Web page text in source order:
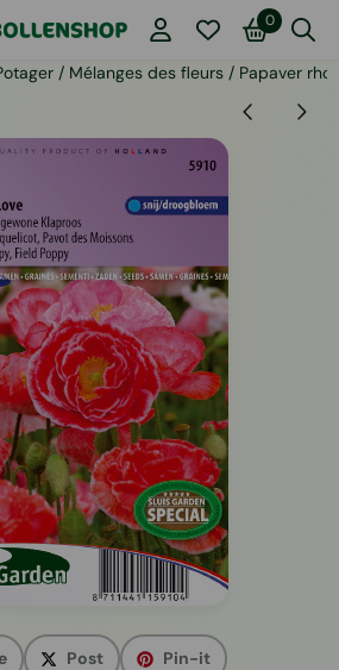
sont actuellement fermées.
0
/ Mélanges des fleurs / Papaver
Post Pin-it